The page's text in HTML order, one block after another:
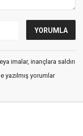
imalar, inançlara saldırı
yazılmış yorumlar